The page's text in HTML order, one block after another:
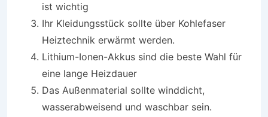
ist wichtig
Ihr Kleidungsstück sollte über Kohlefaser
Heiztechnik erwärmt werden.
Lithium-Ionen-Akkus sind die beste Wahl für
eine lange Heizdauer
Das Außenmaterial sollte winddicht,
wasserabweisend und waschbar sein.